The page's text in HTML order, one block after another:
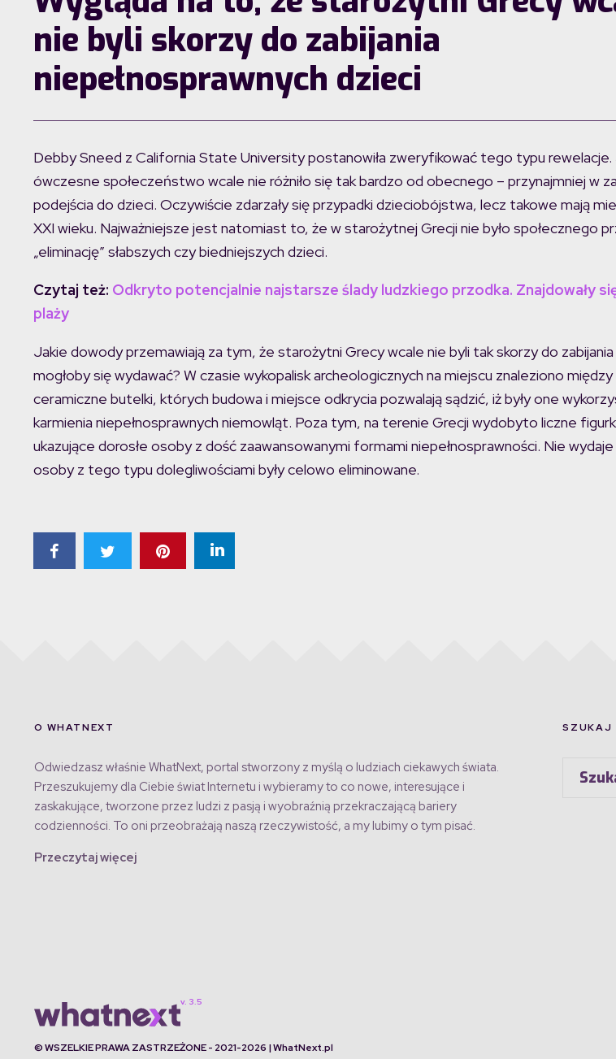
nie byli skorzy do zabijania
niepełnosprawnych dzieci
Debby Sneed z California State University postanowiła zweryfikować tego typu rewelacje.
ówczesne społeczeństwo wcale nie różniło się tak bardzo od obecnego – przynajmniej w
podejścia do dzieci. Oczywiście zdarzały się przypadki dzieciobójstwa, lecz takowe mają
XXI wieku. Najważniejsze jest natomiast to, że w starożytnej Grecji nie było społecznego
„eliminację” słabszych czy biedniejszych dzieci.
Czytaj też: Odkryto potencjalnie najstarsze ślady ludzkiego przodka. Znajdowały
plaży
Jakie dowody przemawiają za tym, że starożytni Grecy wcale nie byli tak skorzy do zabijania
mogłoby się wydawać? W czasie wykopalisk archeologicznych na miejscu znaleziono między
ceramiczne butelki, których budowa i miejsce odkrycia pozwalają sądzić, iż były one
karmienia niepełnosprawnych niemowląt. Poza tym, na terenie Grecji wydobyto liczne
ukazujące dorosłe osoby z dość zaawansowanymi formami niepełnosprawności. Nie
osoby z tego typu dolegliwościami były celowo eliminowane.
O WHATNEXT
Odwiedzasz właśnie WhatNext, portal stworzony z myślą o ludziach ciekawych świata.
Przeszukujemy dla Ciebie świat Internetu i wybieramy to co nowe, interesujące i
zaskakujące, tworzone przez ludzi z pasją i wyobraźnią przekraczającą bariery
codzienności. To oni przeobrażają naszą rzeczywistość, a my lubimy o tym pisać.
Przeczytaj więcej
SZUKAJ
© WSZELKIE PRAWA ZASTRZEŻONE - 2021-2026 | WhatNext.pl